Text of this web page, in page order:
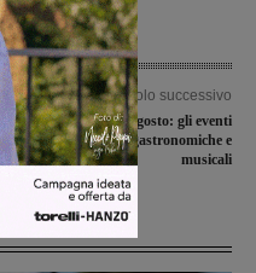
Articolo successivo
Ultimo weekend di agosto: gli eventi
in agenda con serate gastronomiche e
musicali